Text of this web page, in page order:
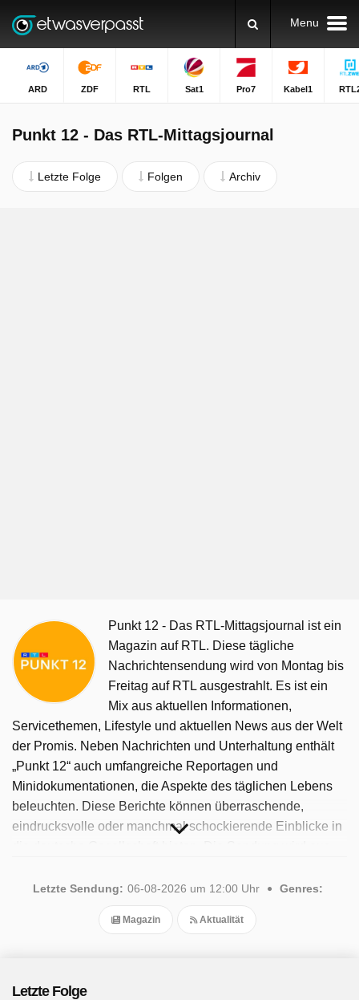
Menu
ARD ZDF RTL Sat1 Pro7 Kabel1
Punkt 12 - Das RTL-Mittagsjournal
Letzte Folge Folgen Archiv
Punkt 12 - Das RTL-Mittagsjournal ist ein
Magazin auf RTL. Diese tägliche
Nachrichtensendung wird von Montag bis
Freitag auf RTL ausgestrahlt. Es ist ein
Mix aus aktuellen Informationen,
Servicethemen, Lifestyle und aktuellen News aus der Welt
der Promis. Neben Nachrichten und Unterhaltung enthält
„Punkt 12“ auch umfangreiche Reportagen und
Minidokumentationen, die Aspekte des täglichen Lebens
beleuchten. Diese Berichte können überraschende,
eindrucksvolle oder manchmal schockierende Einblicke in
ausgestrahlt. Die Sendung hatte mehrere Moderatoren,
darunter Katja Burkard, die von Anfang an mit der Sendung
dabei war. Seit 2025 ist die Sendung verfügbar. Insgesamt
Letzte Sendung: 06-08-2026 um 12:00 Uhr Genres:
Magazin Aktualität
Letzte Folge